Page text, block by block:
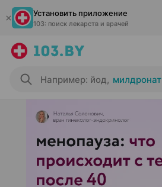
Установить приложение
103: поиск лекарств и врачей
Например: йод, милдронат